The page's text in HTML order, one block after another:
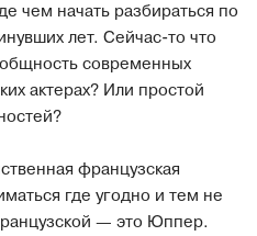
чем начать разбираться по
лет. Сейчас-то что
общность современных
актерах? Или простой
французская
где угодно и тем не
— это Юппер.